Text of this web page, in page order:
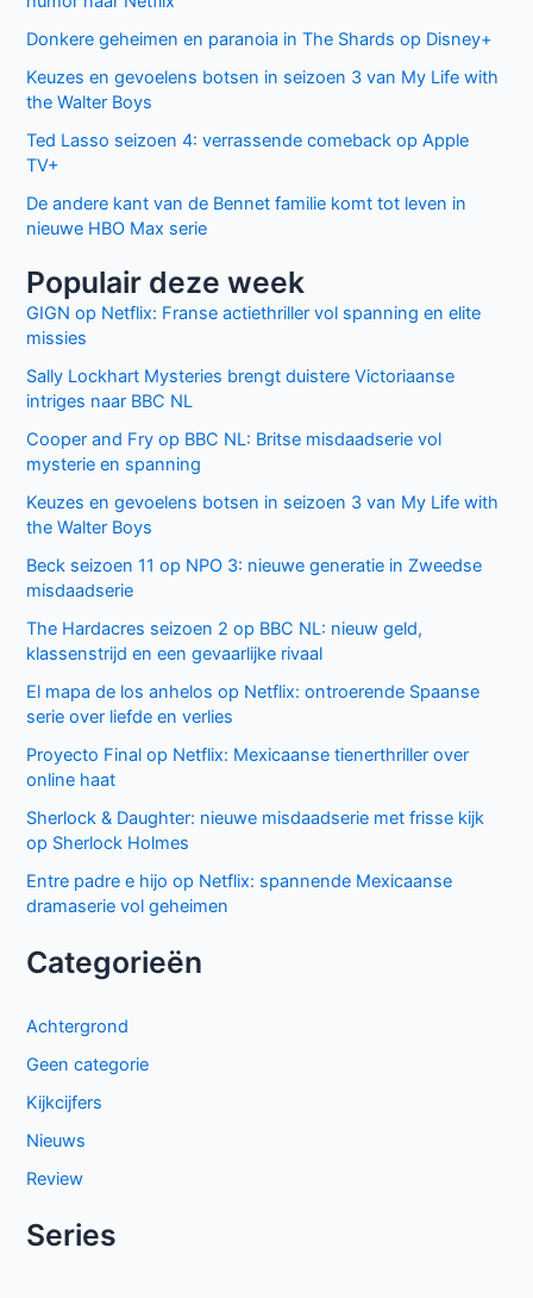
Donkere geheimen en paranoia in The Shards op Disney+
Keuzes en gevoelens botsen in seizoen 3 van My Life with
the Walter Boys
Ted Lasso seizoen 4: verrassende comeback op Apple
TV+
De andere kant van de Bennet familie komt tot leven in
nieuwe HBO Max serie
Populair deze week
GIGN op Netflix: Franse actiethriller vol spanning en elite
missies
Sally Lockhart Mysteries brengt duistere Victoriaanse
intriges naar BBC NL
Cooper and Fry op BBC NL: Britse misdaadserie vol
mysterie en spanning
Keuzes en gevoelens botsen in seizoen 3 van My Life with
the Walter Boys
Beck seizoen 11 op NPO 3: nieuwe generatie in Zweedse
misdaadserie
The Hardacres seizoen 2 op BBC NL: nieuw geld,
klassenstrijd en een gevaarlijke rivaal
El mapa de los anhelos op Netflix: ontroerende Spaanse
serie over liefde en verlies
Proyecto Final op Netflix: Mexicaanse tienerthriller over
online haat
Sherlock & Daughter: nieuwe misdaadserie met frisse kijk
op Sherlock Holmes
Entre padre e hijo op Netflix: spannende Mexicaanse
dramaserie vol geheimen
Categorieën
Achtergrond
Geen categorie
Kijkcijfers
Nieuws
Review
Series